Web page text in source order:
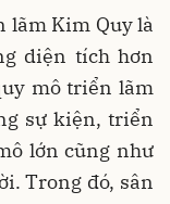
lãm Kim Quy là
diện tích hơn
mô triển lãm
sự kiện, triển
lớn cũng như
Trong đó, sân